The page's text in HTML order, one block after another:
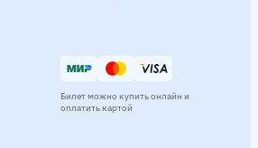
Билет можно купить онлайн и
оплатить картой